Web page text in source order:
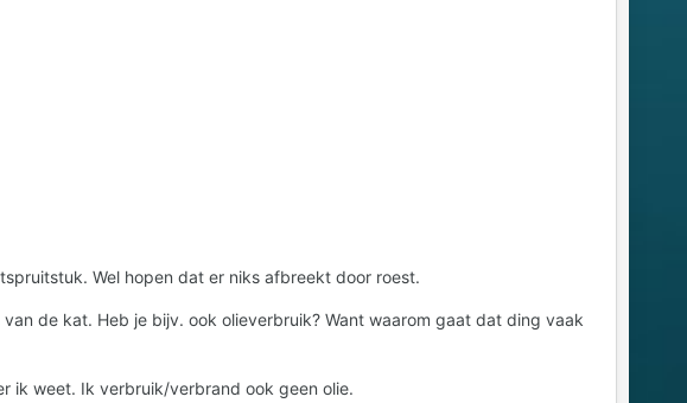
Wel hopen dat er niks afbreekt door roest.
de kat. Heb je bijv. ook olieverbruik? Want waarom gaat dat ding vaak
ik weet. Ik verbruik/verbrand ook geen olie.